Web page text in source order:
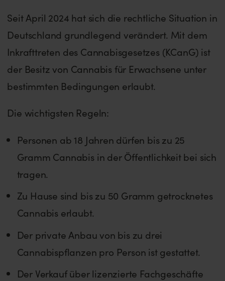
Seit April 2024 hat sich die rechtliche Situation in
Deutschland grundlegend verändert. Mit dem
Inkrafttreten des Cannabisgesetzes (KCanG) ist
der Besitz von Cannabis für Erwachsene unter
bestimmten Bedingungen erlaubt.
Die wichtigsten Regeln:
Personen ab 18 Jahren dürfen bis zu 25
Gramm Cannabis in der Öffentlichkeit bei sich
tragen.
Zu Hause sind bis zu 50 Gramm getrocknetes
Cannabis erlaubt.
Der private Anbau von bis zu drei
Cannabispflanzen pro Person ist gestattet.
Der Verkauf über lizenzierte Fachgeschäfte